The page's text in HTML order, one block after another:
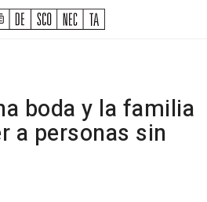
boda y la familia
a personas sin